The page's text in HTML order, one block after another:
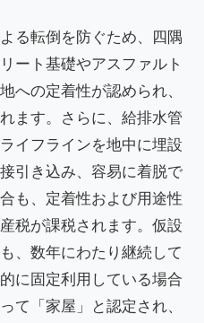
る転倒を防ぐため、四隅
ート基礎やアスファルト
への定着性が認められ、
ます。さらに、給排水管
イフラインを地中に埋設
引き込み、容易に着脱で
も、定着性および用途性
税が課税されます。仮設
、数年にわたり継続して
に固定利用している場合
て「家屋」と認定され、